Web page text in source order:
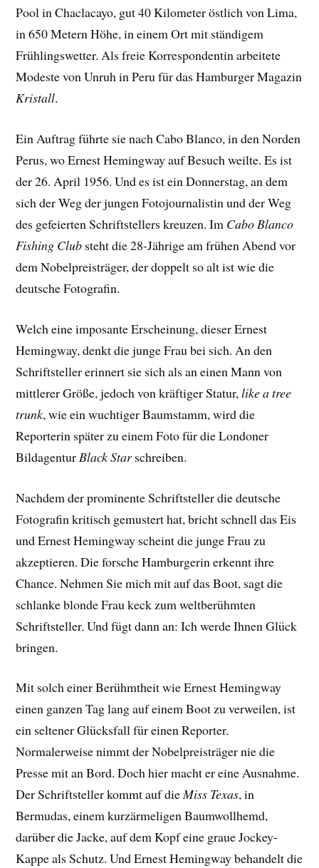
Pool in Chaclacayo, gut 40 Kilometer östlich von Lima,
in 650 Metern Höhe, in einem Ort mit ständigem
Frühlingswetter. Als freie Korrespondentin arbeitete
Modeste von Unruh in Peru für das Hamburger Magazin
Kristall.
Ein Auftrag führte sie nach Cabo Blanco, in den Norden
Perus, wo Ernest Hemingway auf Besuch weilte. Es ist
der 26. April 1956. Und es ist ein Donnerstag, an dem
sich der Weg der jungen Fotojournalistin und der Weg
des gefeierten Schriftstellers kreuzen. Im Cabo Blanco
Fishing Club steht die 28-Jährige am frühen Abend vor
dem Nobelpreisträger, der doppelt so alt ist wie die
deutsche Fotografin.
Welch eine imposante Erscheinung, dieser Ernest
Hemingway, denkt die junge Frau bei sich. An den
Schriftsteller erinnert sie sich als an einen Mann von
mittlerer Größe, jedoch von kräftiger Statur,like a tree
trunk, wie ein wuchtiger Baumstamm, wird die
Reporterin später zu einem Foto für die Londoner
BildagenturBlack Starschreiben.
Nachdem der prominente Schriftsteller die deutsche
Fotografin kritisch gemustert hat, bricht schnell das Eis
und Ernest Hemingway scheint die junge Frau zu
akzeptieren. Die forsche Hamburgerin erkennt ihre
Chance. Nehmen Sie mich mit auf das Boot, sagt die
schlanke blonde Frau keck zum weltberühmten
Schriftsteller. Und fügt dann an: Ich werde Ihnen Glück
bringen.
Mit solch einer Berühmtheit wie Ernest Hemingway
einen ganzen Tag lang auf einem Boot zu verweilen, ist
ein seltener Glücksfall für einen Reporter.
Normalerweise nimmt der Nobelpreisträger nie die
Presse mit an Bord. Doch hier macht er eine Ausnahme.
Der Schriftsteller kommt auf dieMiss Texas, in
Bermudas, einem kurzärmeligen Baumwollhemd,
darüber die Jacke, auf dem Kopf eine graue Jockey-
Kappe als Schutz. Und Ernest Hemingway behandelt die